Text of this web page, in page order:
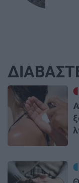
Image
Image